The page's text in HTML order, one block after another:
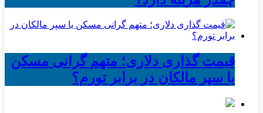
قیمت گذاری دلاری؛ متهم گرانی مسکن
یا سپر مالکان در برابر تورم؟